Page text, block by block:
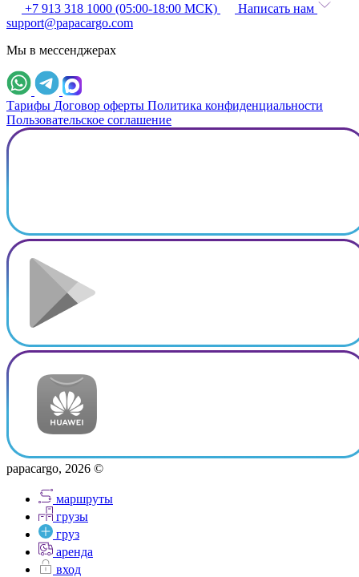
+7 913 318 1000 (05:00-18:00 МСК)
Написать нам
support@papacargo.com
Мы в мессенджерах
Тарифы Договор оферты Политика конфиденциальности
Пользовательское соглашение
papacargo, 2026 ©
маршруты
грузы
груз
аренда
вход